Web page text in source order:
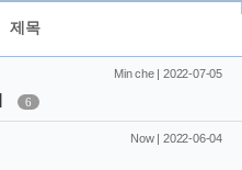
제목
Min che | 2022-07-05
6
Now | 2022-06-04